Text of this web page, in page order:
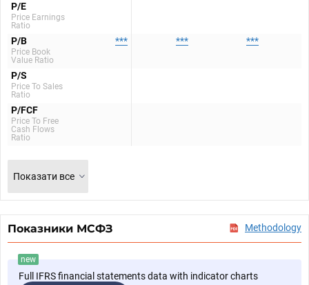
P/E
Price Earnings
Ratio
P/B
Price Book
Value Ratio
*** *** ***
P/S
Price To Sales
Ratio
P/FCF
Price To Free
Cash Flows
Ratio
Показати все
Показники МСФЗ Methodology
new
Full IFRS financial statements data with indicator charts